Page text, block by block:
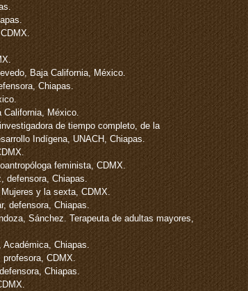
Baja California, México.
Chiapas.
California, México.
de tiempo completo, de la
Indígena, UNACH, Chiapas.
feminista, CDMX.
defensora, Chiapas.
y la sexta, CDMX.
defensora, Chiapas.
Sánchez. Terapeuta de adultas mayores,
Académica, Chiapas.
profesora, CDMX.
Chiapas.